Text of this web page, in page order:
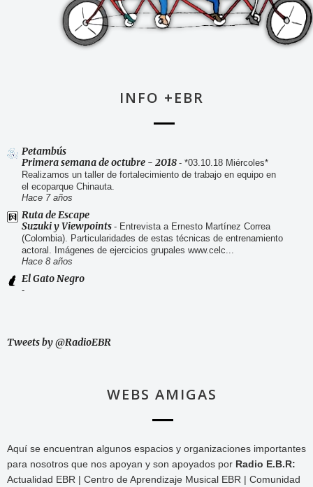
INFO +EBR
Petambús
Primera semana de octubre - 2018 - *03.10.18 Miércoles*
Realizamos un taller de fortalecimiento de trabajo en equipo en
el ecoparque Chinauta.
Hace 7 años
Ruta de Escape
Suzuki y Viewpoints - Entrevista a Ernesto Martínez Correa
(Colombia). Particularidades de estas técnicas de entrenamiento
actoral. Imágenes de ejercicios grupales www.celc...
Hace 8 años
El Gato Negro
-
Tweets by @RadioEBR
WEBS AMIGAS
Aquí se encuentran algunos espacios y organizaciones importantes
para nosotros que nos apoyan y son apoyados por Radio E.B.R:
Actualidad EBR | Centro de Aprendizaje Musical EBR | Comunidad